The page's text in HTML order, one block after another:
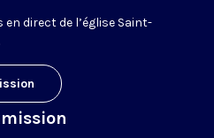
en directde l’église Saint-